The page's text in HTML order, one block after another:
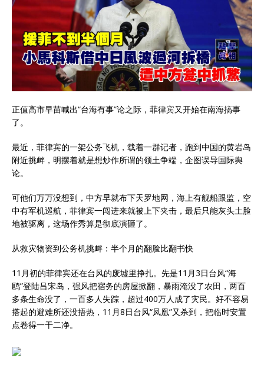
正值高市早苗喊出“台海有事”论之际，菲律宾又开始在南海搞事
了。
最近，菲律宾的一架公务飞机，载着一群记者，跑到中国的黄岩岛
附近挑衅，明摆着就是想炒作所谓的领土争端，企图误导国际舆
论。
可他们万万没想到，中方早就布下天罗地网，海上有舰船跟监，空
中有军机巡航，菲律宾一闯进来就被上下夹击，最后只能灰头土脸
地被驱离，这场作秀算是彻底演砸了。
从救灾物资到公务机挑衅：半个月的翻脸比翻书快
11月初的菲律宾还在台风的废墟里挣扎。先是11月3日台风“海
鸥”登陆吕宋岛，强风把宿务的房屋掀翻，暴雨淹没了农田，两百
多条生命没了，一百多人失踪，超过400万人成了灾民。好不容易
搭起的避难所还没捂热，11月8日台风“凤凰”又杀到，把临时安置
点卷得一干二净。